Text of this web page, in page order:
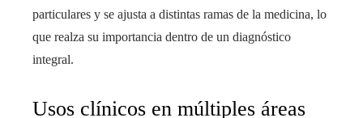
particulares y se ajusta a distintas ramas de la medicina, lo
que realza su importancia dentro de un diagnóstico
integral.
Usos clínicos en múltiples áreas